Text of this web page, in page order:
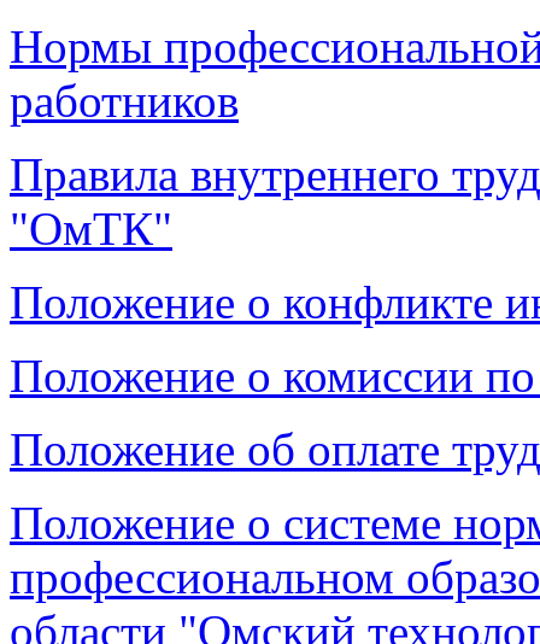
Нормы
работников
Правила внутреннего
"ОмТК"
Положение о конфликте
Положение о комиссии
Положение об оплате
Положение о системе
профессиональном
области "Омский